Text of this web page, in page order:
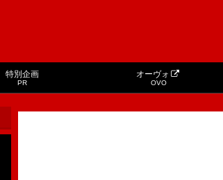
特別企画
PR
オーヴォ
OVO